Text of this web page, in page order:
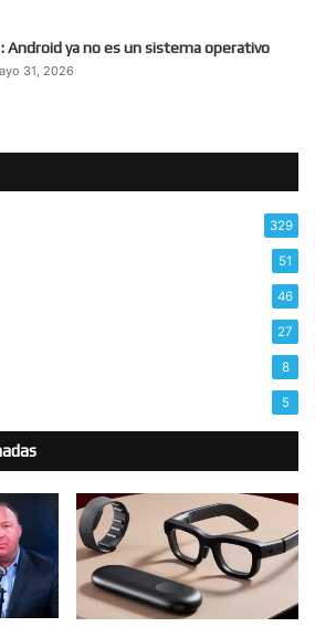
Android ya no es un sistema operativo
31, 2026
329
51
46
27
8
5